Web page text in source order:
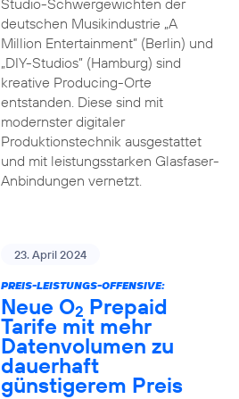
Studio-Schwergewichten der
deutschen Musikindustrie „A
Million Entertainment” (Berlin) und
„DIY-Studios” (Hamburg) sind
kreative Producing-Orte
entstanden. Diese sind mit
modernster digitaler
Produktionstechnik ausgestattet
und mit leistungsstarken Glasfaser-
Anbindungen vernetzt.
23. April 2024
PREIS-LEISTUNGS-OFFENSIVE:
Neue O2 Prepaid
Tarife mit mehr
Datenvolumen zu
dauerhaft
günstigerem Preis